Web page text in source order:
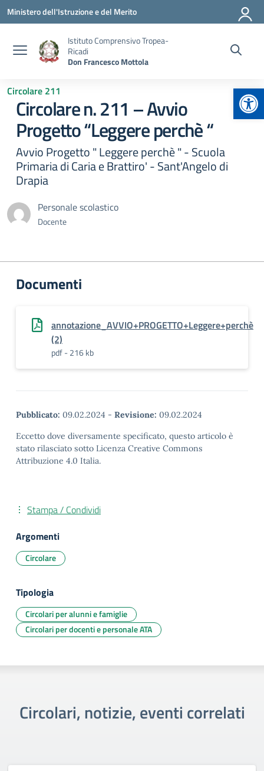
Vai ai contenuti
Vai al menu di navigazione
Vai al footer
Ministero dell'Istruzione e del Merito
Istituto Comprensivo Tropea-
Ricadi
Don Francesco Mottola
Circolare 211
Circolare n. 211 – Avvio
Progetto “Leggere perchè “
Avvio Progetto " Leggere perchè " - Scuola
Primaria di Caria e Brattiro' - Sant'Angelo di
Drapia
Personale scolastico
Docente
Documenti
annotazione_AVVIO+PROGETTO+Leggere+perchè
(2)
pdf - 216 kb
Pubblicato: 09.02.2024 - Revisione: 09.02.2024
Eccetto dove diversamente specificato, questo articolo è
stato rilasciato sotto Licenza Creative Commons
Attribuzione 4.0 Italia.
Stampa / Condividi
Argomenti
Circolare
Tipologia
Circolari per alunni e famiglie
Circolari per docenti e personale ATA
Circolari, notizie, eventi correlati